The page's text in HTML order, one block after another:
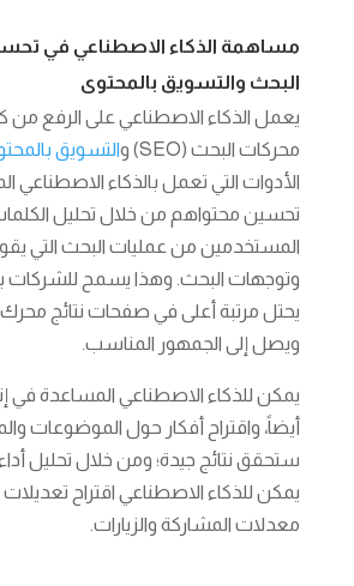
مساهمة الذكاء الاصطناعي في
البحث والتسويق بالمحتوى
يعمل الذكاء الاصطناعي على الرفع من
محركات البحث (SEO) و
التسويق
الأدوات التي تعمل بالذكاء الاصطناعي
تحسين محتواهم من خلال تحليل الكلمات
المستخدمين من عمليات البحث التي
وتوجهات البحث. وهذا يسمح للشركات
ويصل إلى الجمهور المناسب.
يمكن للذكاء الاصطناعي المساعدة في
أيضاً، واقتراح أفكار حول الموضوعات
ستحقق نتائج جيدة؛ ومن خلال تحليل
يمكن للذكاء الاصطناعي اقتراح
معدلات المشاركة والزيارات.